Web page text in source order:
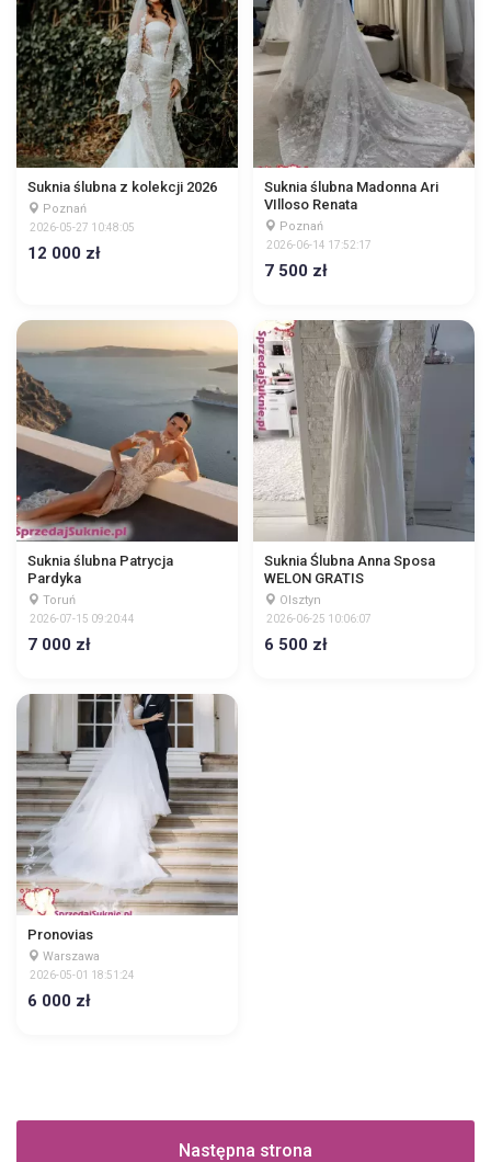
Suknia ślubna z kolekcji 2026
Poznań
2026-05-27 10:48:05
12 000 zł
Suknia ślubna Madonna Ari
VIlloso Renata
Poznań
2026-06-14 17:52:17
7 500 zł
Suknia ślubna Patrycja
Pardyka
Toruń
2026-07-15 09:20:44
7 000 zł
Suknia Ślubna Anna Sposa
WELON GRATIS
Olsztyn
2026-06-25 10:06:07
6 500 zł
Pronovias
Warszawa
2026-05-01 18:51:24
6 000 zł
Następna strona